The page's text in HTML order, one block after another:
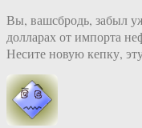
Вы, вашсбродь, забыл
долларах от импорта
Несите новую кепку,